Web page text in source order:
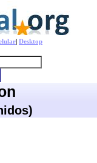
| Desktop